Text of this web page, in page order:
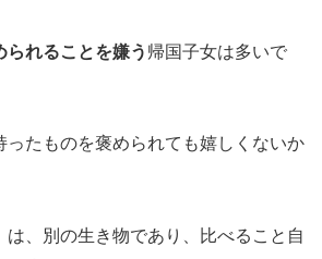
られることを嫌う 帰国子女は多いで
ったものを褒められても嬉しくないか
は、別の生き物であり、比べること自